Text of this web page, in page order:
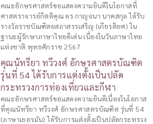
คณะอักษรศาสตร์ขอแสดงความยินดีในโอกาสที่
ศาสตราจารย์กิตติคุณ ดร.กาญจนา นาคสกุล ได้รับ
รางวัลราชบัณฑิตยสภาสรรเสริญ (เกียรติยศ) ใน
ฐานะผู้รักษาภาษาไทยดีเด่น เนื่องในวันภาษาไทย
แห่งชาติ พุทธศักราช 2567
คุณนัทรียา ทวีวงศ์ อักษรศาสตรบัณฑิต
รุ่นที่ 54 ได้รับการแต่งตั้งเป็นปลัด
กระทรวงการท่องเที่ยวและกีฬา
คณะอักษรศาสตร์ขอแสดงความยินดีเนื่องในโอกาส
ที่คุณนัทรียา ทวีวงศ์ อักษรศาสตรบัณฑิต รุ่นที่ 54
(ภาษาเยอรมัน) ได้รับการแต่งตั้งเป็นปลัดกระทรวง